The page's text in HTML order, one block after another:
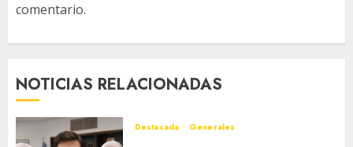
comentario.
NOTICIAS RELACIONADAS
Destacada Generales